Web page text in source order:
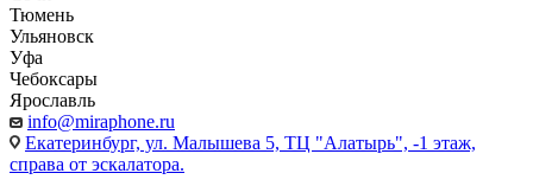
Тюмень
Ульяновск
Уфа
Чебоксары
Ярославль
info@miraphone.ru
Екатеринбург, ул. Малышева 5, ТЦ "Алатырь", -1 этаж,
справа от эскалатора.